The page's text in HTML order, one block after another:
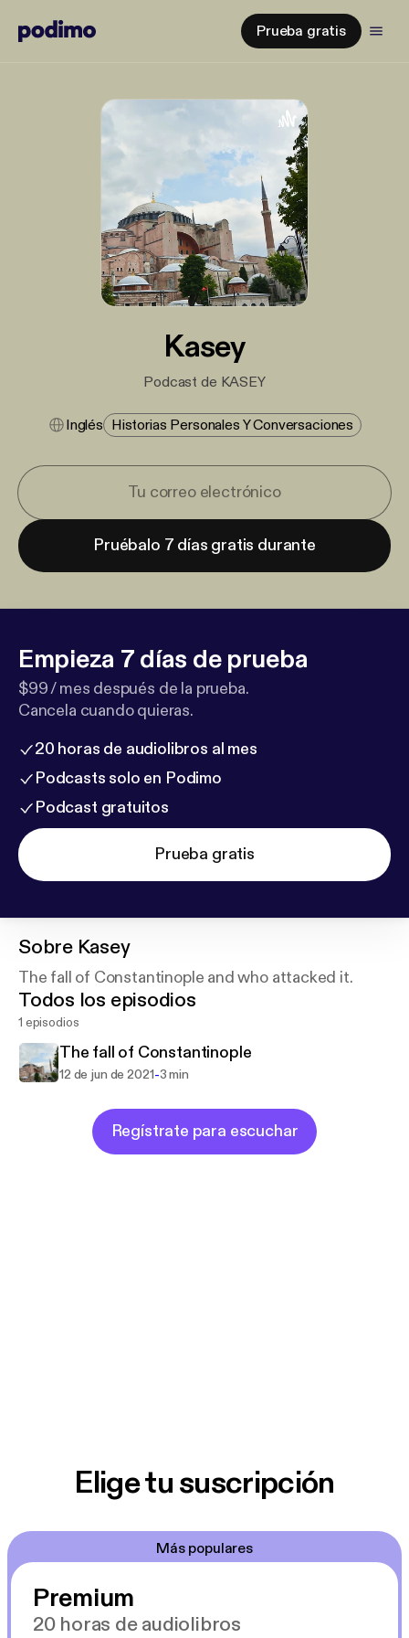
Prueba gratis
Kasey
Podcast de KASEY
Inglés Historias Personales Y Conversaciones
Pruébalo 7 días gratis durante
Empieza 7 días de prueba
$99 / mes después de la prueba.
Cancela cuando quieras.
20 horas de audiolibros al mes
Podcasts solo en Podimo
Podcast gratuitos
Prueba gratis
Sobre Kasey
The fall of Constantinople and who attacked it.
Todos los episodios
1 episodios
The fall of Constantinople
12 de jun de 2021-3 min
Regístrate para escuchar
Elige tu suscripción
Más populares
Premium
20 horas de audiolibros